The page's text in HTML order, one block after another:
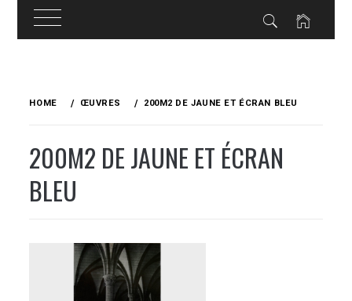
HOME ŒUVRES 200M2 DE JAUNE ET ÉCRAN BLEU
200M2 DE JAUNE ET ÉCRAN
BLEU